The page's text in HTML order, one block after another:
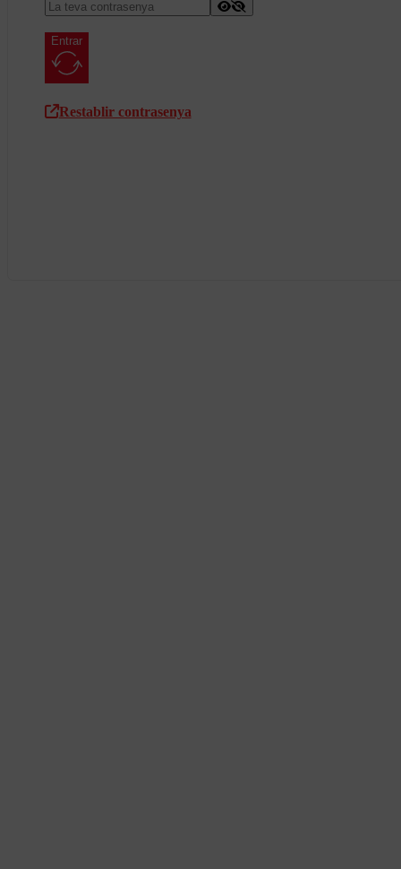
Entrar
Restablir contrasenya